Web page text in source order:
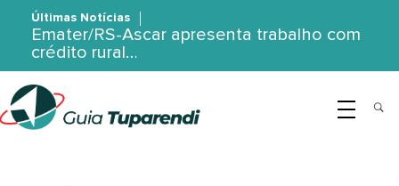
Últimas Notícias
Emater/RS-Ascar apresenta trabalho com
crédito rural…